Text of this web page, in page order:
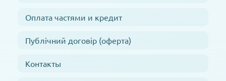
Оплата частями и кредит
Публічний договір (оферта)
Контакты